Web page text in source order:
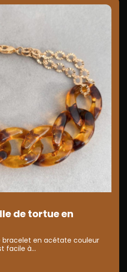
de tortue en
bracelet en acétate couleur
facile à...